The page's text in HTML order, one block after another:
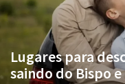
Lugares para
saindo do Bispo